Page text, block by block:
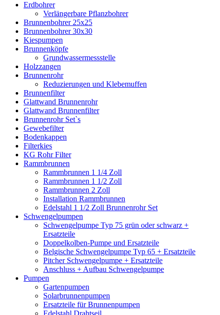
Erdbohrer
Verlängerbare Pflanzbohrer
Brunnenbohrer 25x25
Brunnenbohrer 30x30
Kiespumpen
Brunnenköpfe
Grundwassermessstelle
Holzzangen
Brunnenrohr
Reduzierungen und Klebemuffen
Brunnenfilter
Glattwand Brunnenrohr
Glattwand Brunnenfilter
Brunnenrohr Set`s
Gewebefilter
Bodenkappen
Filterkies
KG Rohr Filter
Rammbrunnen
Rammbrunnen 1 1/4 Zoll
Rammbrunnen 1 1/2 Zoll
Rammbrunnen 2 Zoll
Installation Rammbrunnen
Edelstahl 1 1/2 Zoll Brunnenrohr Set
Schwengelpumpen
Schwengelpumpe Typ 75 grün oder schwarz +
Ersatzteile
Doppelkolben-Pumpe und Ersatzteile
Belgische Schwengelpumpe Typ 65 + Ersatzteile
Pitcher Schwengelpumpe + Ersatzteile
Anschluss + Aufbau Schwengelpumpe
Pumpen
Gartenpumpen
Solarbrunnenpumpen
Ersatzteile für Brunnenpumpen